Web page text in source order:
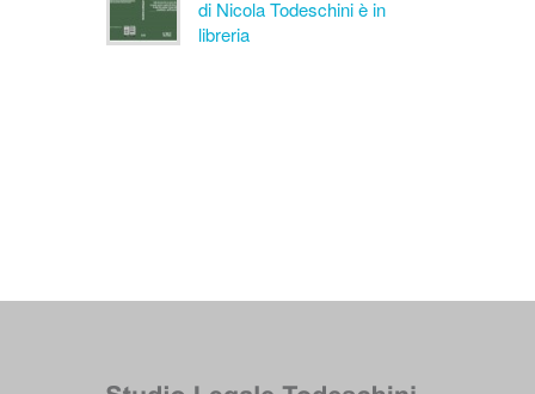
di Nicola Todeschini è in
libreria